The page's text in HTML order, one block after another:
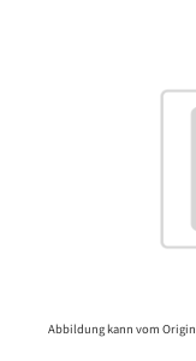
Abbildung kann vom